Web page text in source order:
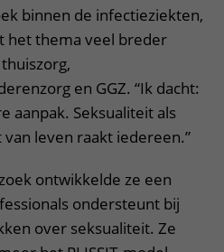
binnen de infectieziekten,
het thema veel breder
en GGZ. “Ik dacht:
aanpak. Seksualiteit als
leven raakt iedereen.”
ontwikkelde ze een
ondersteunt bij
over seksualiteit. Ze